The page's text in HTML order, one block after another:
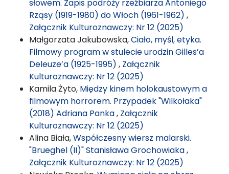
słowem. Zapis podróży rzeźbiarza Antoniego
Rząsy (1919-1980) do Włoch (1961-1962) ,
Załącznik Kulturoznawczy: Nr 12 (2025)
Małgorzata Jakubowska,Ciało, myśl, etyka.
Filmowy program w stulecie urodzin Gilles’a
Deleuze’a (1925-1995) , Załącznik
Kulturoznawczy: Nr 12 (2025)
Kamila Żyto, Między kinem holokaustowym a
filmowym horrorem. Przypadek "Wilkołaka"
(2018) Adriana Panka, Załącznik
Kulturoznawczy: Nr 12 (2025)
Alina Biała,Współczesny wiersz malarski.
"Brueghel (II)" Stanisława Grochowiaka,
Załącznik Kulturoznawczy: Nr 12 (2025)